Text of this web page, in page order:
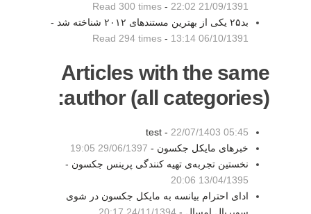
21/09/1391 22:02
-
Read 300 times
بد۲۵ یکی از بهترین مستندهای ۲۰۱۲ شناخته شد -
06/10/1391 13:14
-
Read 294 times
Articles with the same
author (all categories):
test - 22/07/1403 05:45
خبرهای مایکل جکسون - 29/06/1397 19:05
نخستین تجربه‌ی تهیه کنندگی پرینس جکسون -
13/04/1395 20:06
ادای احترام بیانسه به مایکل جکسون در شوی